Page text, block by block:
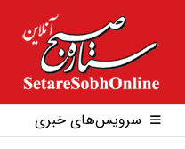
سرویس‌های خبری